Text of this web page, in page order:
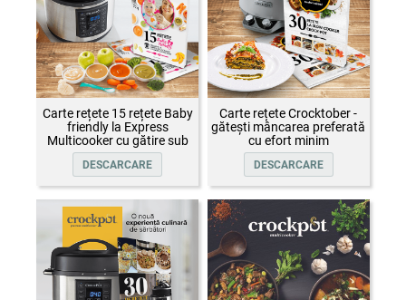
Carte rețete 15 rețete Baby
friendly la Express
Multicooker cu gătire sub
presiune Crock-Pot
DESCARCARE
Carte rețete Crocktober -
gătești mâncarea preferată
cu efort minim
DESCARCARE